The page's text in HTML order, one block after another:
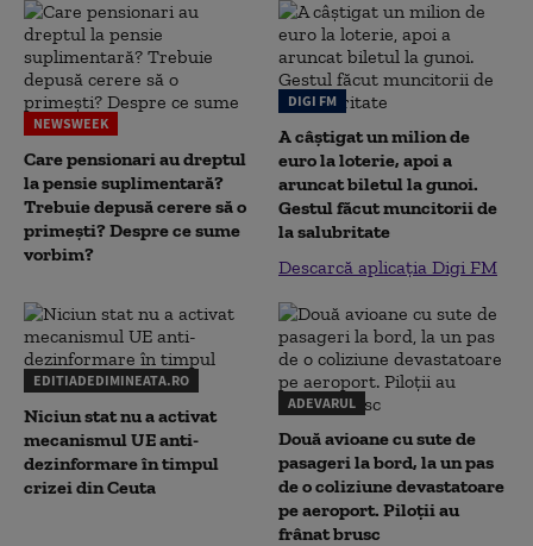
NEWSWEEK
Care pensionari au dreptul
la pensie suplimentară?
Trebuie depusă cerere să o
primești? Despre ce sume
vorbim?
DIGI FM
A câștigat un milion de
euro la loterie, apoi a
aruncat biletul la gunoi.
Gestul făcut muncitorii de
la salubritate
Descarcă aplicația Digi FM
EDITIADEDIMINEATA.RO
Niciun stat nu a activat
mecanismul UE anti-
dezinformare în timpul
crizei din Ceuta
ADEVARUL
Două avioane cu sute de
pasageri la bord, la un pas
de o coliziune devastatoare
pe aeroport. Piloții au
frânat brusc